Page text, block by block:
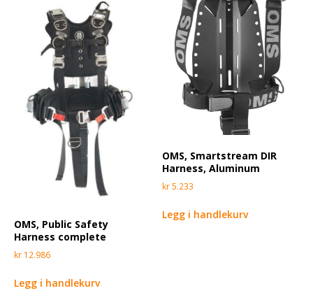
OMS, Public Safety
Harness complete
kr 12.986
Legg i handlekurv
OMS, Smartstream DIR
Harness, Aluminum
kr5.233
Legg i handlekurv